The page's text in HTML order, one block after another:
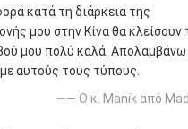
κατά τη διάρκεια της
μου στην Κίνα θα κλείσουν
μου πολύ καλά. Απολαμβάνω
αυτούς τους τύπους.
—— Ο κ. Manik από